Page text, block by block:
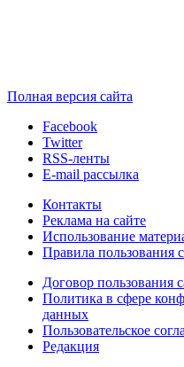
Полная версия сайта
Facebook
Twitter
RSS-ленты
E-mail рассылка
Контакты
Реклама на сайте
Использование
Правила пользования
Договор пользования
Политика в сфере
данных
Пользовательское
Редакция